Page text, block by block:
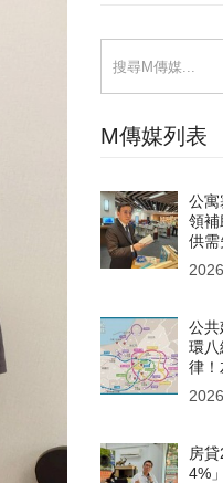
M傳媒列表
公寓
領補
供需
公共
環八
律！
房
4%